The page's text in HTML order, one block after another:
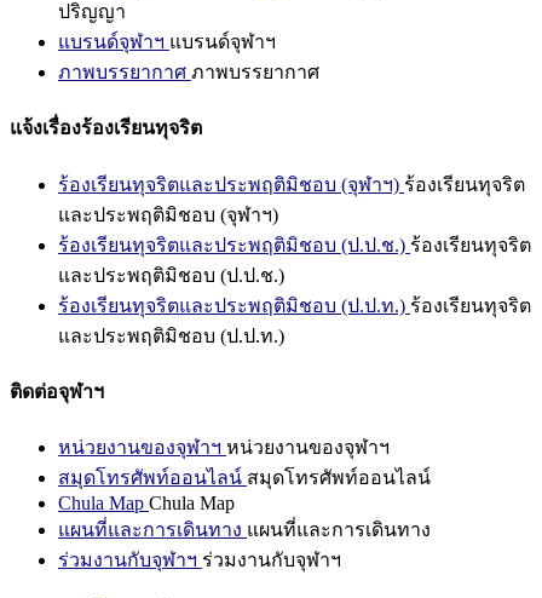
ปริญญา
แบรนด์จุฬาฯ แบรนด์จุฬาฯ
ภาพบรรยากาศ ภาพบรรยากาศ
แจ้งเรื่องร้องเรียนทุจริต
ร้องเรียนทุจริตและประพฤติมิชอบ (จุฬาฯ) ร้องเรียนทุจริต
และประพฤติมิชอบ (จุฬาฯ)
ร้องเรียนทุจริตและประพฤติมิชอบ (ป.ป.ช.) ร้องเรียนทุจริต
และประพฤติมิชอบ (ป.ป.ช.)
ร้องเรียนทุจริตและประพฤติมิชอบ (ป.ป.ท.) ร้องเรียนทุจริต
และประพฤติมิชอบ (ป.ป.ท.)
ติดต่อจุฬาฯ
หน่วยงานของจุฬาฯ หน่วยงานของจุฬาฯ
สมุดโทรศัพท์ออนไลน์ สมุดโทรศัพท์ออนไลน์
Chula Map Chula Map
แผนที่และการเดินทาง แผนที่และการเดินทาง
ร่วมงานกับจุฬาฯ ร่วมงานกับจุฬาฯ